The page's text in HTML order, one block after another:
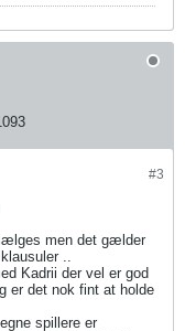
#3
men det gælder
..
Kadrii der vel er god
er det nok fint at holde
spillere er